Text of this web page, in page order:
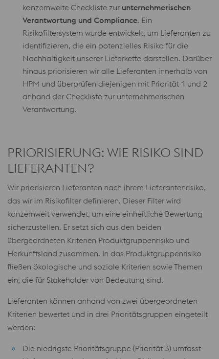
konzernweite Checkliste zur unternehmerischen
Verantwortung und Compliance. Ein
Risikofiltersystem wurde entwickelt, um Lieferanten zu
identifizieren, die ein potenzielles Risiko für die
Nachhaltigkeit unserer Lieferkette darstellen. Darüber
hinaus priorisieren wir alle Lieferanten innerhalb von
HPM und überprüfen diejenigen mit Priorität 1 und 2
anhand der Checkliste zur unternehmerischen
Verantwortung.
PRIORISIERUNG: WIE RISIKO SIND
LIEFERANTEN?
Wir priorisieren Lieferanten nach ihrem Lieferantenrisiko,
das wir im Risikofilter definieren. Dieser Filter wird
konzernweit verwendet, um eine einheitliche Bewertung
sicherzustellen. Er setzt sich aus den beiden
übergeordneten Kriterien Produktgruppenrisiko und
Herkunftsland zusammen. In das Produktgruppenrisiko
fließen ökologische und soziale Kriterien sowie Themen
ein, die für Stakeholder von Bedeutung sind.
Lieferanten können anhand von zwei übergeordneten
Kriterien bewertet und in drei Prioritätsgruppen eingeteilt
werden:
Die niedrigste Prioritätsgruppe (Priorität 3) umfasst